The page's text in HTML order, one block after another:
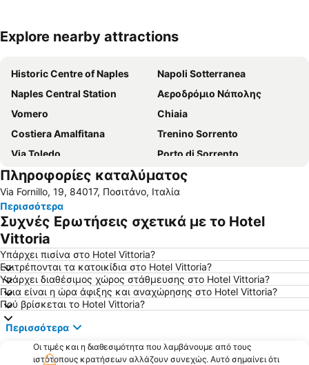
Ανάπτυξη χάρτη
Explore nearby attractions
Historic Centre of Naples
Napoli Sotterranea
Naples Central Station
Αεροδρόμιο Νάπολης
Vomero
Chiaia
Costiera Amalfitana
Trenino Sorrento
Via Toledo
Porto di Sorrento
Porto di Amalfi
Piazza del Plebiscito
Via Chiaia
Λιμάνι της Νάπολη
Spaccanapoli
Galleria Umberto I
Posillipo
San Carlo Opera House
San Paolo Stadium
Piazza Tasso
Οι Ανασκαφές της Πομπηίας Quartieri Spagnoli
Zona Industriale
Arenella
Fuorigrotta
Porto di Salerno
Avvocata
Πληροφορίες καταλύματος
Via Fornillo, 19, 84017, Ποσιτάνο, Ιταλία
Περισσότερα
Συχνές Ερωτήσεις σχετικά με το Hotel
Vittoria
Υπάρχει πισίνα στο Hotel Vittoria?
Επιτρέπονται τα κατοικίδια στο Hotel Vittoria?
Υπάρχει διαθέσιμος χώρος στάθμευσης στο Hotel Vittoria?
Ποια είναι η ώρα άφιξης και αναχώρησης στο Hotel Vittoria?
Πού βρίσκεται το Hotel Vittoria?
Περισσότερα
Οι τιμές και η διαθεσιμότητα που λαμβάνουμε από τους
ιστότοπους κρατήσεων αλλάζουν συνεχώς. Αυτό σημαίνει ότι